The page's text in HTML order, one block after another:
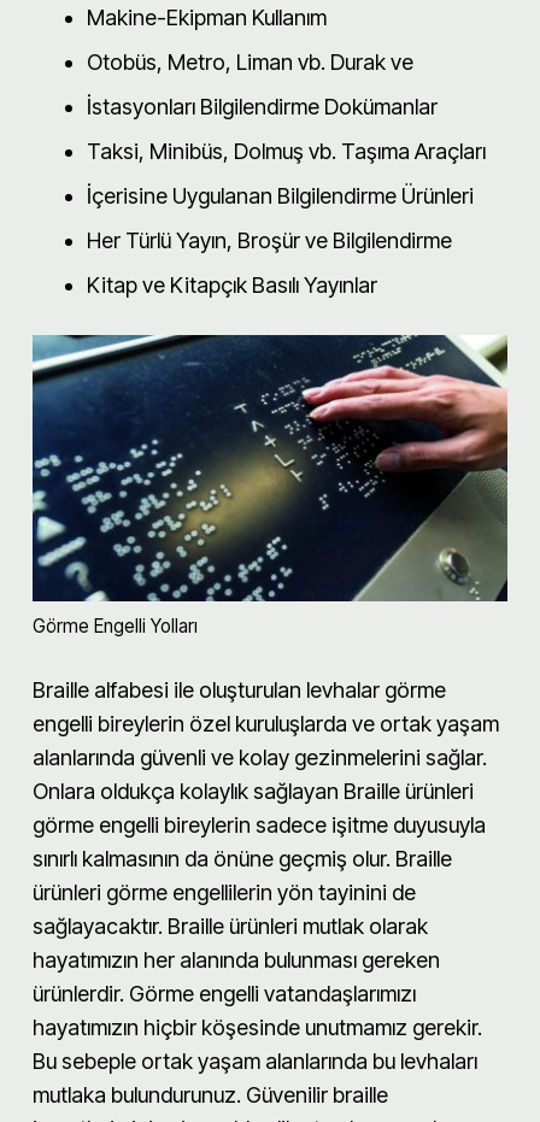
Makine-Ekipman Kullanım
Otobüs, Metro, Liman vb. Durak ve
İstasyonları Bilgilendirme Dokümanlar
Taksi, Minibüs, Dolmuş vb. Taşıma Araçları
İçerisine Uygulanan Bilgilendirme Ürünleri
Her Türlü Yayın, Broşür ve Bilgilendirme
Kitap ve Kitapçık Basılı Yayınlar
Görme Engelli Yolları
Braille alfabesi ile oluşturulan levhalar görme
engelli bireylerin özel kuruluşlarda ve ortak yaşam
alanlarında güvenli ve kolay gezinmelerini sağlar.
Onlara oldukça kolaylık sağlayan Braille ürünleri
görme engelli bireylerin sadece işitme duyusuyla
sınırlı kalmasının da önüne geçmiş olur. Braille
ürünleri görme engellilerin yön tayinini de
sağlayacaktır. Braille ürünleri mutlak olarak
hayatımızın her alanında bulunması gereken
ürünlerdir. Görme engelli vatandaşlarımızı
hayatımızın hiçbir köşesinde unutmamız gerekir.
Bu sebeple ortak yaşam alanlarında bu levhaları
mutlaka bulundurunuz. Güvenilir braille